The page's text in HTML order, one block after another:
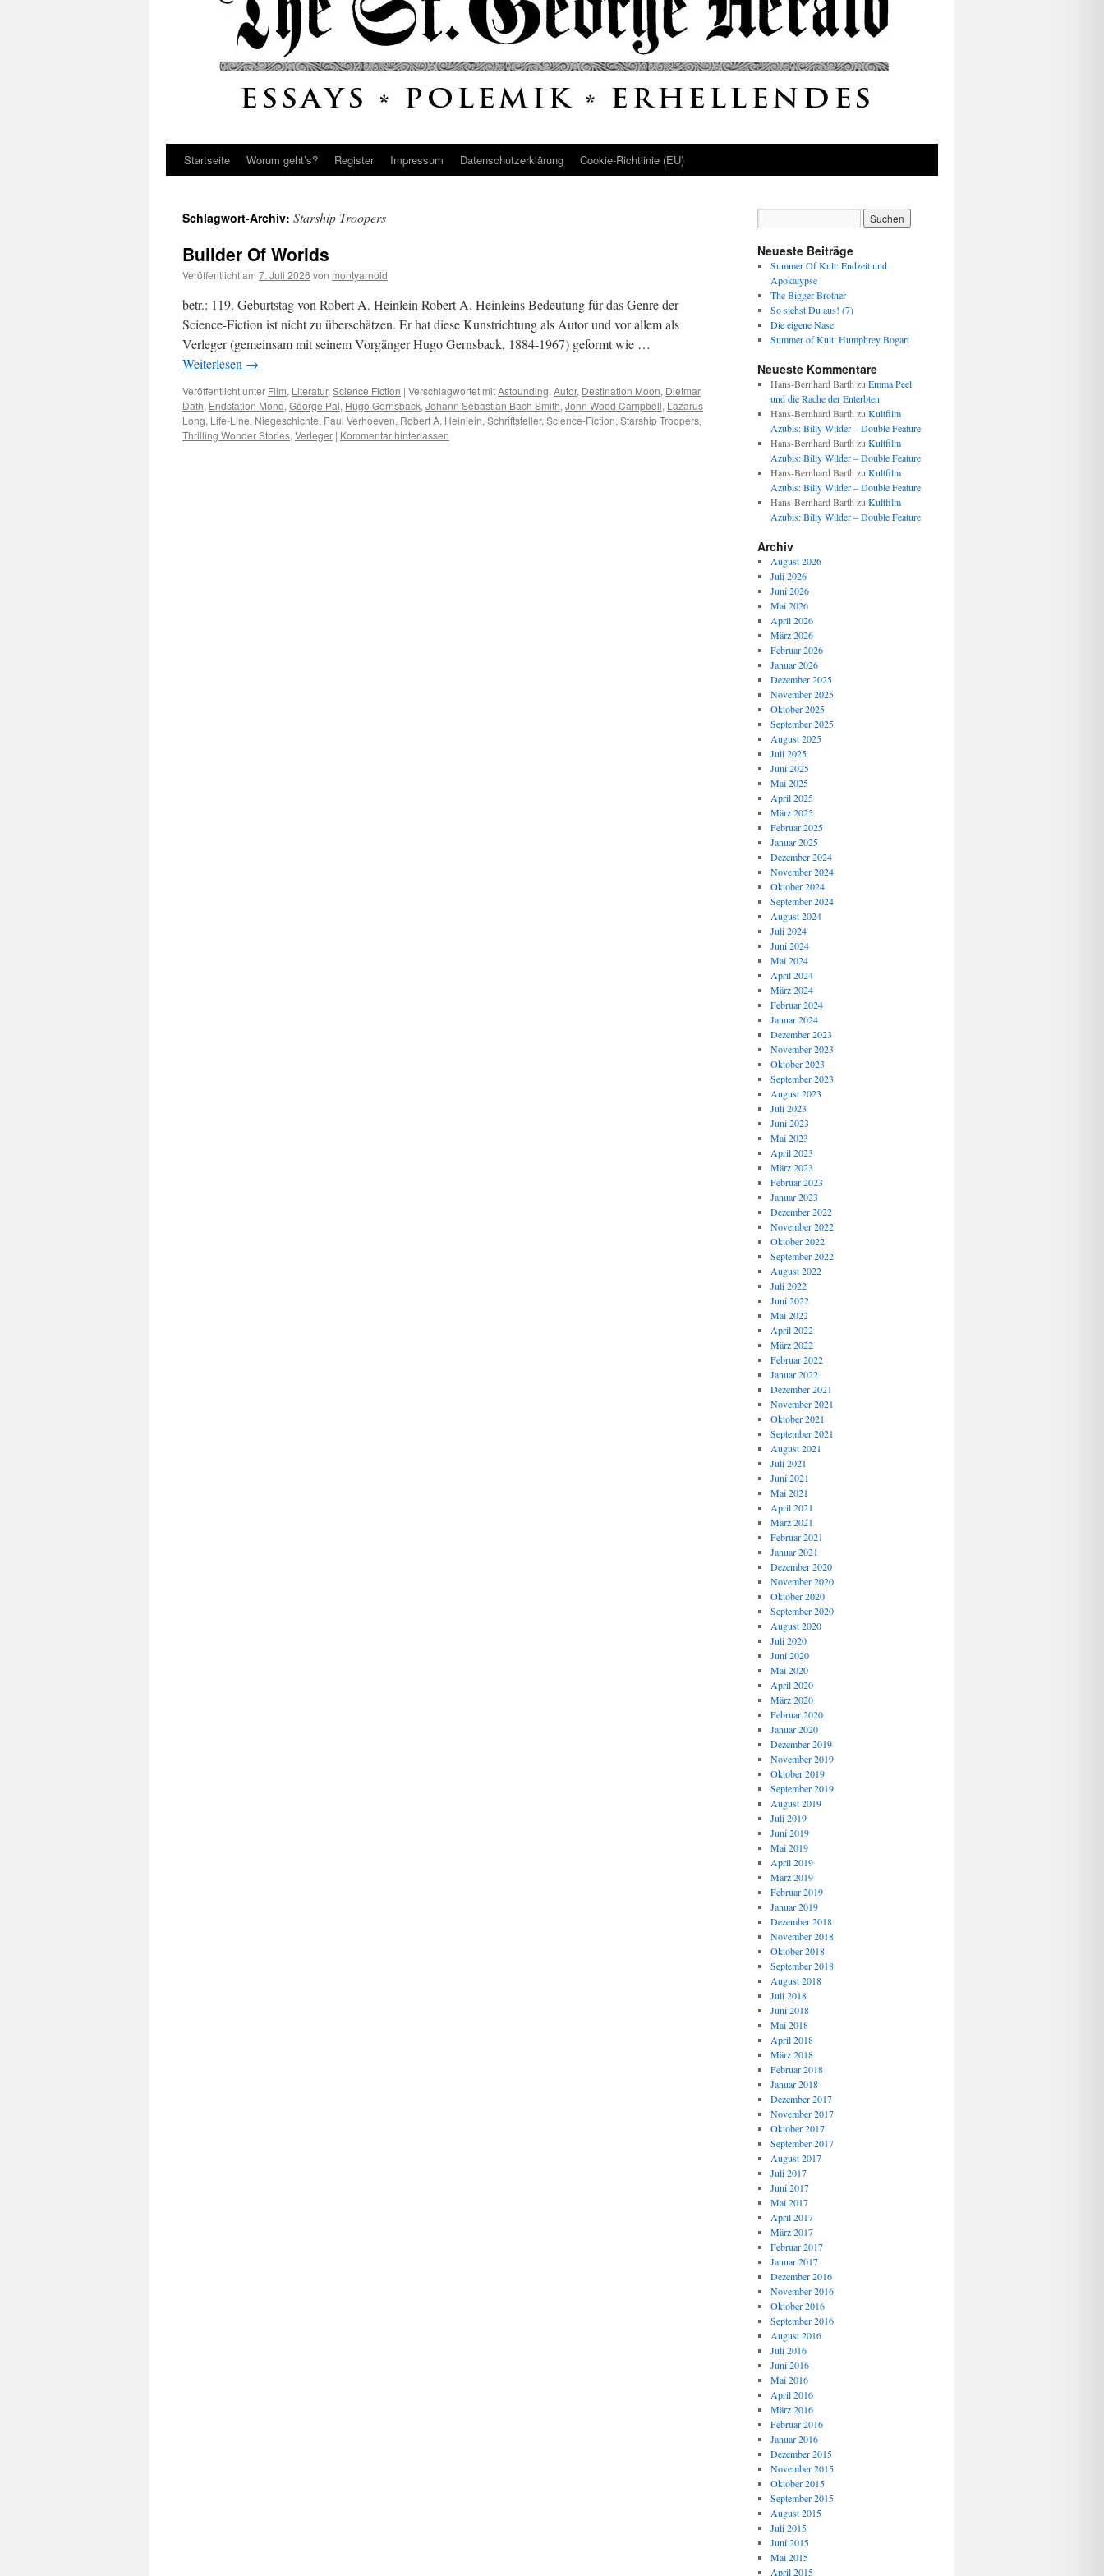
Startseite Worum geht’s? Register Impressum Datenschutz­erklärung Cookie-Richtlinie (EU)
Schlagwort-Archiv: Starship Troopers
Builder Of Worlds
Veröffentlicht am 7. Juli 2026 von montyarnold
betr.: 119. Geburtstag von Robert A. Heinlein Robert A. Heinleins Bedeutung für das Genre der
Science-Fiction ist nicht zu überschätzen. Er hat diese Kunstrichtung als Autor und vor allem als
Verleger (gemeinsam mit seinem Vorgänger Hugo Gernsback, 1884-1967) geformt wie …
Weiterlesen →
Veröffentlicht unter Film, Literatur, Science Fiction | Verschlagwortet mitAstounding, Autor, Destination Moon, Dietmar
Dath, Endstation Mond, George Pal, Hugo Gernsback, Johann Sebastian Bach Smith, John Wood Campbell, Lazarus
Long, Life-Line, Niegeschichte, Paul Verhoeven, Robert A. Heinlein, Schriftsteller, Science-Fiction, Starship Troopers,
Thrilling Wonder Stories, Verleger | Kommentar hinterlassen
Neueste Beiträge
Summer Of Kult: Endzeit und
Apokalypse
The Bigger Brother
So siehst Du aus! (7)
Die eigene Nase
Summer of Kult: Humphrey Bogart
Neueste Kommentare
Hans-Bernhard Barth zu Emma Peel
und die Rache der Enterbten
Hans-Bernhard Barth zu Kultfilm
Azubis: Billy Wilder – Double Feature
Hans-Bernhard Barth zu Kultfilm
Azubis: Billy Wilder – Double Feature
Hans-Bernhard Barth zu Kultfilm
Azubis: Billy Wilder – Double Feature
Hans-Bernhard Barth zu Kultfilm
Azubis: Billy Wilder – Double Feature
Archiv
August 2026
Juli 2026
Juni 2026
Mai 2026
April 2026
März 2026
Februar 2026
Januar 2026
Dezember 2025
November 2025
Oktober 2025
September 2025
August 2025
Juli 2025
Juni 2025
Mai 2025
April 2025
März 2025
Februar 2025
Januar 2025
Dezember 2024
November 2024
Oktober 2024
September 2024
August 2024
Juli 2024
Juni 2024
Mai 2024
April 2024
März 2024
Februar 2024
Januar 2024
Dezember 2023
November 2023
Oktober 2023
September 2023
August 2023
Juli 2023
Juni 2023
Mai 2023
April 2023
März 2023
Februar 2023
Januar 2023
Dezember 2022
November 2022
Oktober 2022
September 2022
August 2022
Juli 2022
Juni 2022
Mai 2022
April 2022
März 2022
Februar 2022
Januar 2022
Dezember 2021
November 2021
Oktober 2021
September 2021
August 2021
Juli 2021
Juni 2021
Mai 2021
April 2021
März 2021
Februar 2021
Januar 2021
Dezember 2020
November 2020
Oktober 2020
September 2020
August 2020
Juli 2020
Juni 2020
Mai 2020
April 2020
März 2020
Februar 2020
Januar 2020
Dezember 2019
November 2019
Oktober 2019
September 2019
August 2019
Juli 2019
Juni 2019
Mai 2019
April 2019
März 2019
Februar 2019
Januar 2019
Dezember 2018
November 2018
Oktober 2018
September 2018
August 2018
Juli 2018
Juni 2018
Mai 2018
April 2018
März 2018
Februar 2018
Januar 2018
Dezember 2017
November 2017
Oktober 2017
September 2017
August 2017
Juli 2017
Juni 2017
Mai 2017
April 2017
März 2017
Februar 2017
Januar 2017
Dezember 2016
November 2016
Oktober 2016
September 2016
August 2016
Juli 2016
Juni 2016
Mai 2016
April 2016
März 2016
Februar 2016
Januar 2016
Dezember 2015
November 2015
Oktober 2015
September 2015
August 2015
Juli 2015
Juni 2015
Mai 2015
April 2015